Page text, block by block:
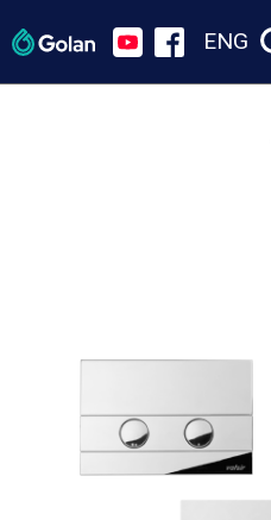
ENG